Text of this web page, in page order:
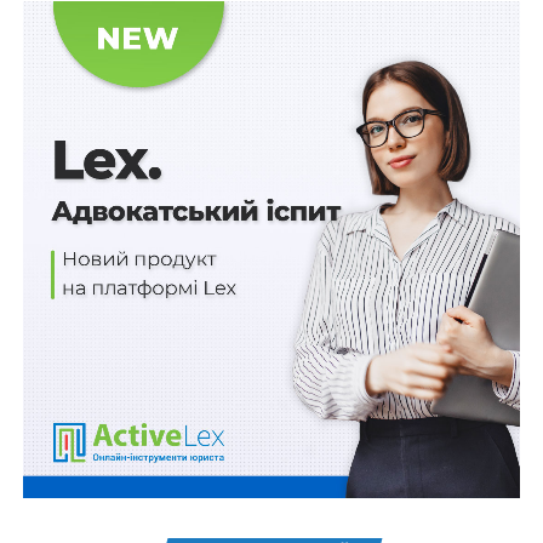
медична та психологічна реабілітація;
захист майнових прав та непогіршення
одноразова грошова допомога;
одноразова грошова допомога рідним у разі
Також законопроектом № 8337 встановлюються
випадки, за яких смерть заручника не передбачає
виплату одноразової грошової допомоги: коли
заручник, або колишній заручник скоїв злочин, або
самогубство. Якщо заручник скоїв самогубство, то
одноразова грошова компенсація його рідним буде
виплачена в разі, якщо в суді буде встановлено, що
заручника довели до самогубства сторонні особи.